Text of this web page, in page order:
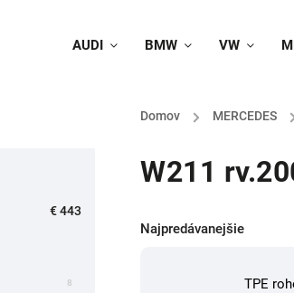
AUDI BMW VW
Domov / MERCEDES /
€443
8
W211
Najpredávanejšie
TPE